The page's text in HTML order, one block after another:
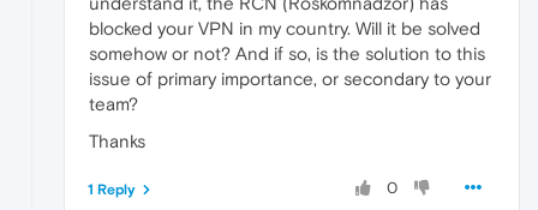
blocked your VPN in my country. Will it be solved
somehow or not? And if so, is the solution to this
issue of primary importance, or secondary to your
team?
Thanks
0
1 Reply